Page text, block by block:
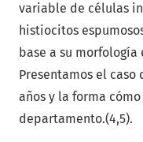
variable de células
histiocitos
base a su
Presentamos el
años y la forma
departamento.(4,5).